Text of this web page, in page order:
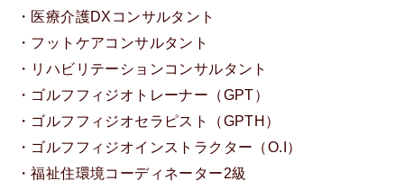
・医療介護DXコンサルタント
・フットケアコンサルタント
・リハビリテーションコンサルタント
・ゴルフフィジオトレーナー（GPT）
・ゴルフフィジオセラピスト（GPTH）
・ゴルフフィジオインストラクター（O.I）
・福祉住環境コーディネーター2級